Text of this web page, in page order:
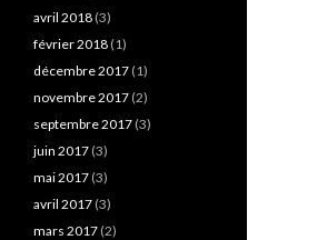
avril 2018 (3)
février 2018 (1)
décembre 2017 (1)
novembre 2017 (2)
septembre 2017 (3)
juin 2017 (3)
mai 2017 (3)
avril 2017 (3)
mars 2017 (2)